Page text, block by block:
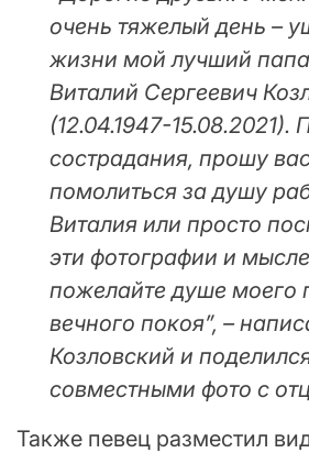
очень тяжелый день –
жизни мой лучший
Виталий Сергеевич
(12.04.1947-15.08.2021).
сострадания, прошу
помолиться за душу
Виталия или просто
эти фотографии и
пожелайте душе моего
вечного покоя”, –
Козловский и
совместными фото с
Также певец разместил